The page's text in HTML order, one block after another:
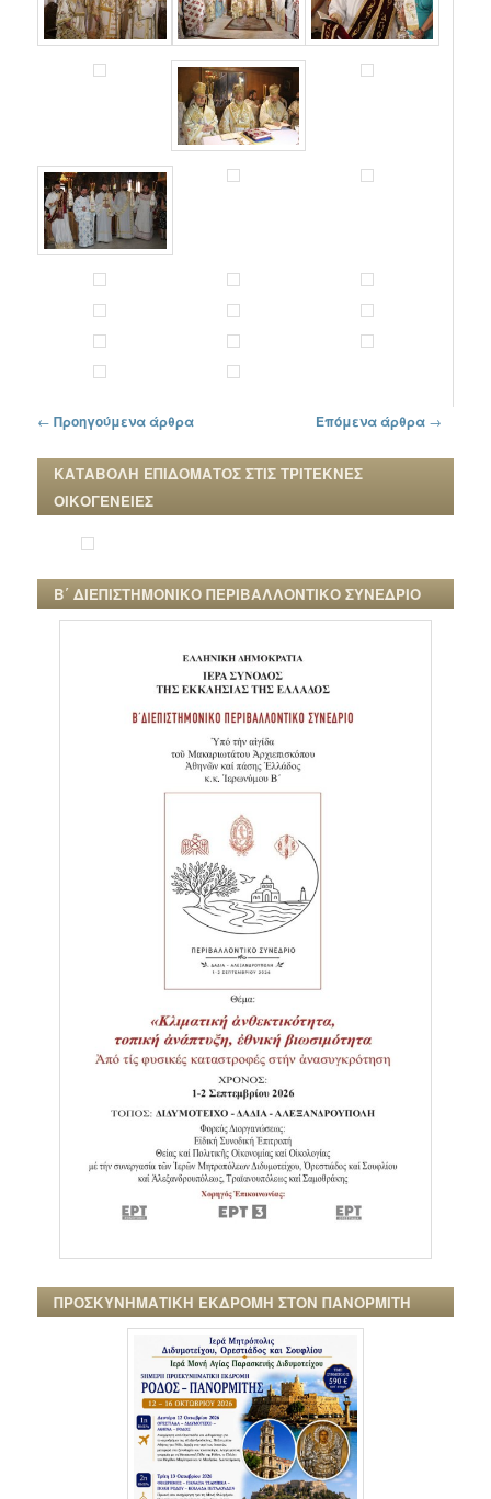
Πλοήγηση στα άρθρα
← Προηγούμενα άρθρα Επόμενα άρθρα →
ΚΑΤΑΒΟΛΗ ΕΠΙΔΟΜΑΤΟΣ ΣΤΙΣ ΤΡΙΤΕΚΝΕΣ
ΟΙΚΟΓΕΝΕΙΕΣ
Β΄ ΔΙΕΠΙΣΤΗΜΟΝΙΚΟ ΠΕΡΙΒΑΛΛΟΝΤΙΚΟ ΣΥΝΕΔΡΙΟ
ΠΡΟΣΚΥΝΗΜΑΤΙΚΗ ΕΚΔΡΟΜΗ ΣΤΟΝ ΠΑΝΟΡΜΙΤΗ